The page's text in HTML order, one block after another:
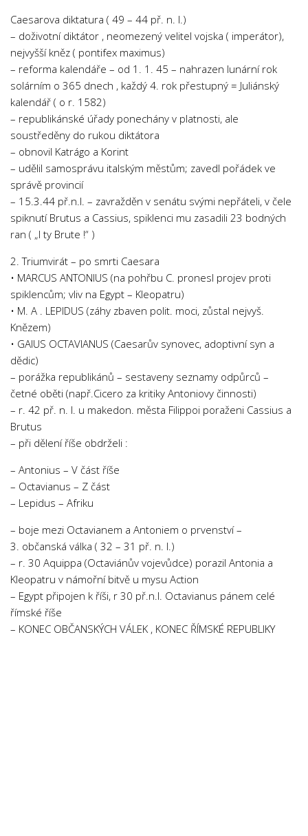
Caesarova diktatura ( 49 – 44 př. n. l.)
– doživotní diktátor , neomezený velitel vojska ( imperátor),
nejvyšší kněz ( pontifex maximus)
– reforma kalendáře – od 1. 1. 45 – nahrazen lunární rok
solárním o 365 dnech , každý 4. rok přestupný = Juliánský
kalendář ( o r. 1582)
– republikánské úřady ponechány v platnosti, ale
soustředěny do rukou diktátora
– obnovil Katrágo a Korint
– udělil samosprávu italským městům; zavedl pořádek ve
správě provincií
– 15.3.44 př.n.l. – zavražděn v senátu svými nepřáteli, v čele
spiknutí Brutus a Cassius, spiklenci mu zasadili 23 bodných
ran ( „I ty Brute !“ )
2. Triumvirát – po smrti Caesara
• MARCUS ANTONIUS (na pohřbu C. pronesl projev proti
spiklencům; vliv na Egypt – Kleopatru)
• M. A . LEPIDUS (záhy zbaven polit. moci, zůstal nejvyš.
Knězem)
• GAIUS OCTAVIANUS (Caesarův synovec, adoptivní syn a
dědic)
– porážka republikánů – sestaveny seznamy odpůrců –
četné oběti (např.Cicero za kritiky Antoniovy činnosti)
– r. 42 př. n. l. u makedon. města Filippoi poraženi Cassius a
Brutus
– při dělení říše obdrželi :
– Antonius – V část říše
– Octavianus – Z část
– Lepidus – Afriku
– boje mezi Octavianem a Antoniem o prvenství –
3. občanská válka ( 32 – 31 př. n. l.)
– r. 30 Aquippa (Octaviánův vojevůdce) porazil Antonia a
Kleopatru v námořní bitvě u mysu Action
– Egypt připojen k říši, r 30 př.n.l. Octavianus pánem celé
římské říše
– KONEC OBČANSKÝCH VÁLEK , KONEC ŘÍMSKÉ REPUBLIKY